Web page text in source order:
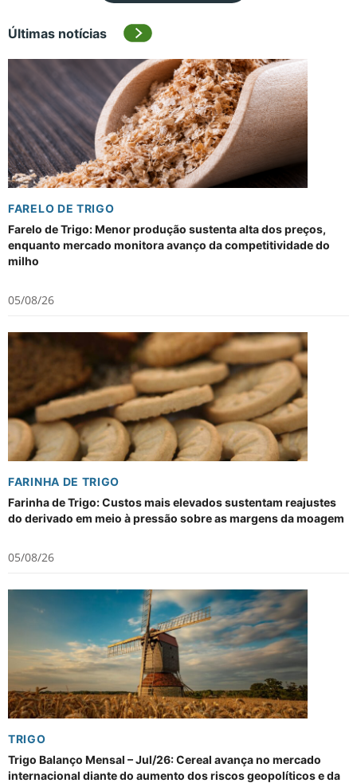
Últimas notícias
FARELO DE TRIGO
Farelo de Trigo: Menor produção sustenta alta dos preços,
enquanto mercado monitora avanço da competitividade do
milho
05/08/26
FARINHA DE TRIGO
Farinha de Trigo: Custos mais elevados sustentam reajustes
do derivado em meio à pressão sobre as margens da moagem
05/08/26
TRIGO
Trigo Balanço Mensal – Jul/26: Cereal avança no mercado
internacional diante do aumento dos riscos geopolíticos e da